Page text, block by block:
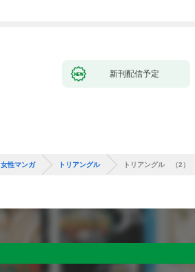
新刊配信予定
女性マンガ トリアングル トリアングル （2）